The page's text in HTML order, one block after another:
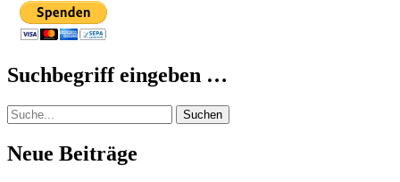
Suchbegriff eingeben …
Suche
Neue Beiträge